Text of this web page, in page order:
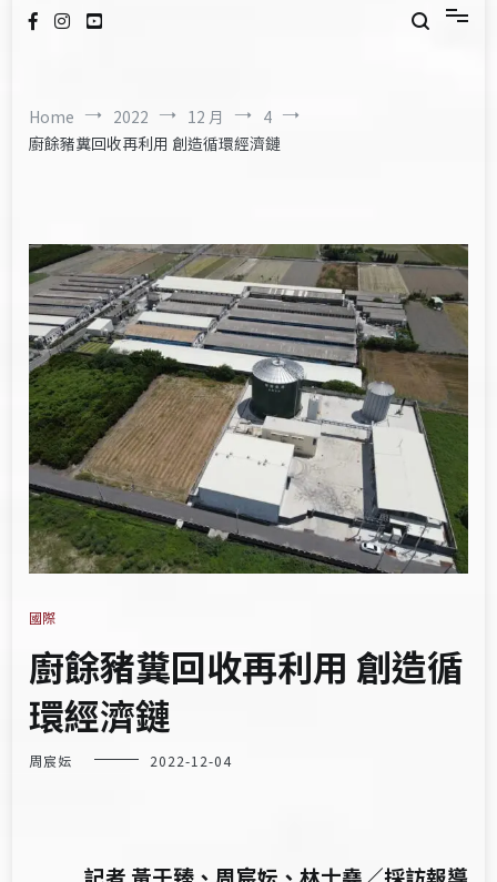
Home 2022 12 月
4
廚餘豬糞回收再利用 創造循環經濟鏈
國際
廚餘豬糞回收再利用 創造循
環經濟鏈
周宸妘 2022-12-04
記者 黃于臻、周宸妘、林士堯／採訪報導